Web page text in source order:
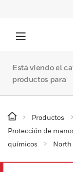
Está viendo el
productos para
Productos
Protección de
químicos